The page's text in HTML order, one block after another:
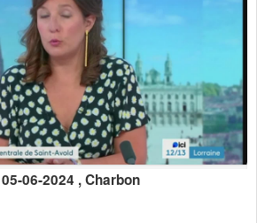
06-2024 , Charbon